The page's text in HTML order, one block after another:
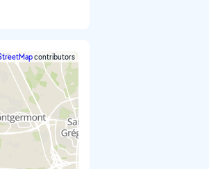
contributors